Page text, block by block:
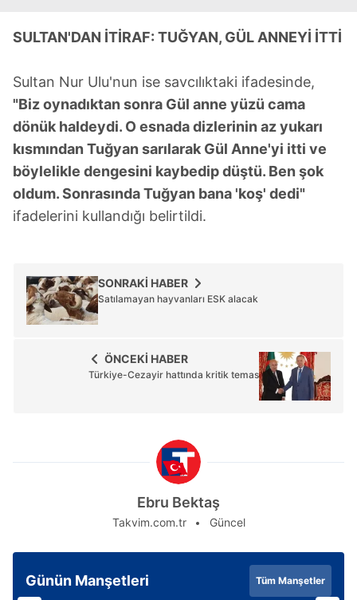
SULTAN'DAN İTİRAF: TUĞYAN, GÜL ANNEYİ İTTİ
Sultan Nur Ulu'nun ise savcılıktaki ifadesinde,
"Biz oynadıktan sonra Gül anne yüzü cama
dönük haldeydi. O esnada dizlerinin az yukarı
kısmından Tuğyan sarılarak Gül Anne'yi itti ve
böylelikle dengesini kaybedip düştü. Ben şok
oldum. Sonrasında Tuğyan bana 'koş' dedi"
ifadelerini kullandığı belirtildi.
SONRAKİ HABER
Satılamayan hayvanları ESK alacak
ÖNCEKİ HABER
Türkiye-Cezayir hattında kritik temas
Ebru Bektaş
Takvim.com.tr Güncel
Günün Manşetleri Tüm Manşetler